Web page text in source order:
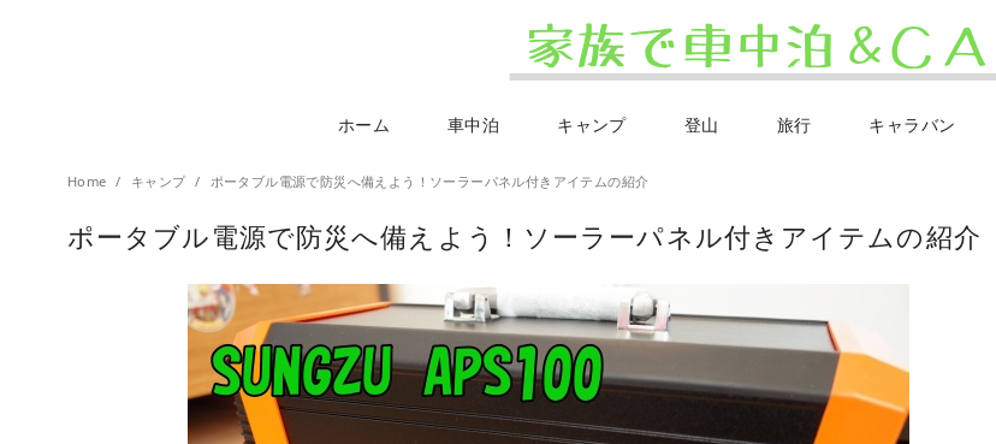
ホーム 車中泊 キャンプ 登山 旅行 キャラバン
Home キャンプ ポータブル電源で防災へ備えよう！ソーラーパネル付きアイテムの紹介
ポータブル電源で防災へ備えよう！ソーラーパネル付きアイテムの紹介